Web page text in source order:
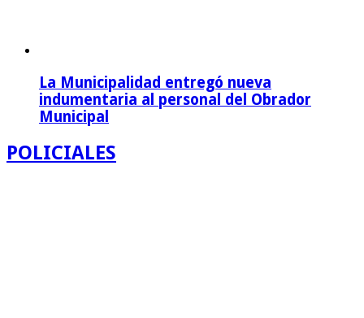
La Municipalidad entregó nueva
indumentaria al personal del Obrador
Municipal
POLICIALES